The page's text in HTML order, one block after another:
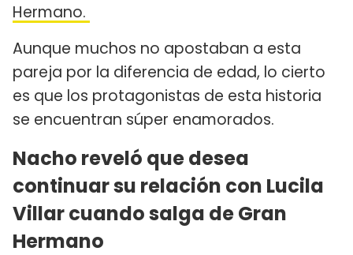
Hermano.
Aunque muchos no apostaban a esta
pareja por la diferencia de edad, lo cierto
es que los protagonistas de esta historia
se encuentran súper enamorados.
Nacho reveló que desea
continuar su relación con Lucila
Villar cuando salga de Gran
Hermano